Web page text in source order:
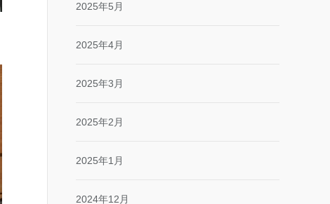
2025年5月
2025年4月
2025年3月
2025年2月
2025年1月
2024年12月